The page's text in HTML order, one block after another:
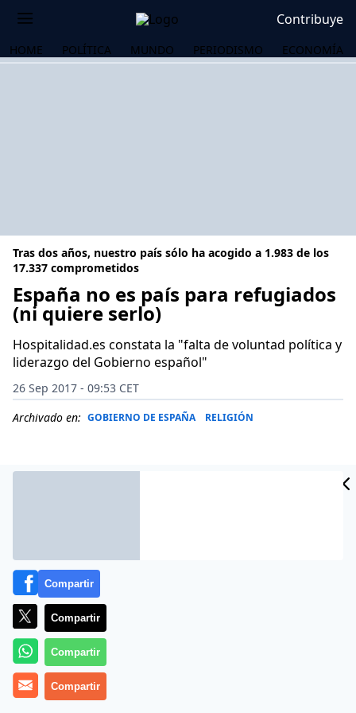
Contribuye
HOME POLÍTICA MUNDO PERIODISMO ECONOMÍA
Tras dos años, nuestro país sólo ha acogido a 1.983 de los
17.337 comprometidos
España no es país para refugiados
(ni quiere serlo)
Hospitalidad.es constata la "falta de voluntad política y
liderazgo del Gobierno español"
26 Sep 2017 - 09:53 CET
Archivado en: GOBIERNO DE ESPAÑA RELIGIÓN
Más información
Compartir
Compartir
Compartir
Compartir